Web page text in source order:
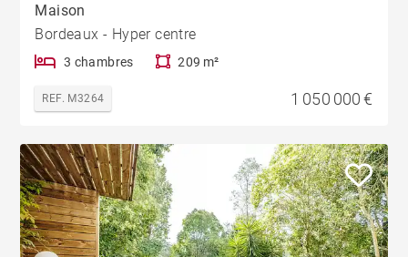
Maison
Bordeaux - Hyper centre
3 chambres 209 m²
REF. M3264 1 050 000 €